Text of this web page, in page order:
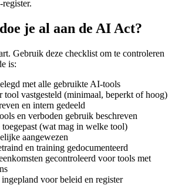
je al aan de AI Act?
Gebruik deze checklist om te controleren
is:
met alle gebruikte AI-tools
tool vastgesteld (minimaal, beperkt of hoog)
en intern gedeeld
en verboden gebruik beschreven
(wat mag in welke tool)
aangewezen
en training gedocumenteerd
gecontroleerd voor tools met
voor beleid en register